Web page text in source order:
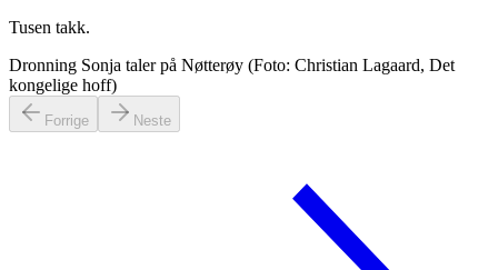
Tusen takk.
Dronning Sonja taler på Nøtterøy (Foto: Christian Lagaard, Det
kongelige hoff)
Forrige Neste